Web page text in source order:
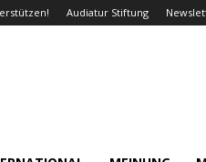
Audiatur Stiftung